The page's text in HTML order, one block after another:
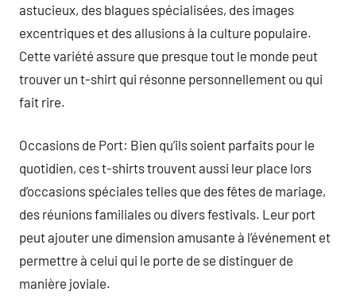
astucieux, des blagues spécialisées, des images
excentriques et des allusions à la culture populaire.
Cette variété assure que presque tout le monde peut
trouver un t-shirt qui résonne personnellement ou qui
fait rire.
Occasions de Port: Bien qu’ils soient parfaits pour le
quotidien, ces t-shirts trouvent aussi leur place lors
d’occasions spéciales telles que des fêtes de mariage,
des réunions familiales ou divers festivals. Leur port
peut ajouter une dimension amusante à l’événement et
permettre à celui qui le porte de se distinguer de
manière joviale.